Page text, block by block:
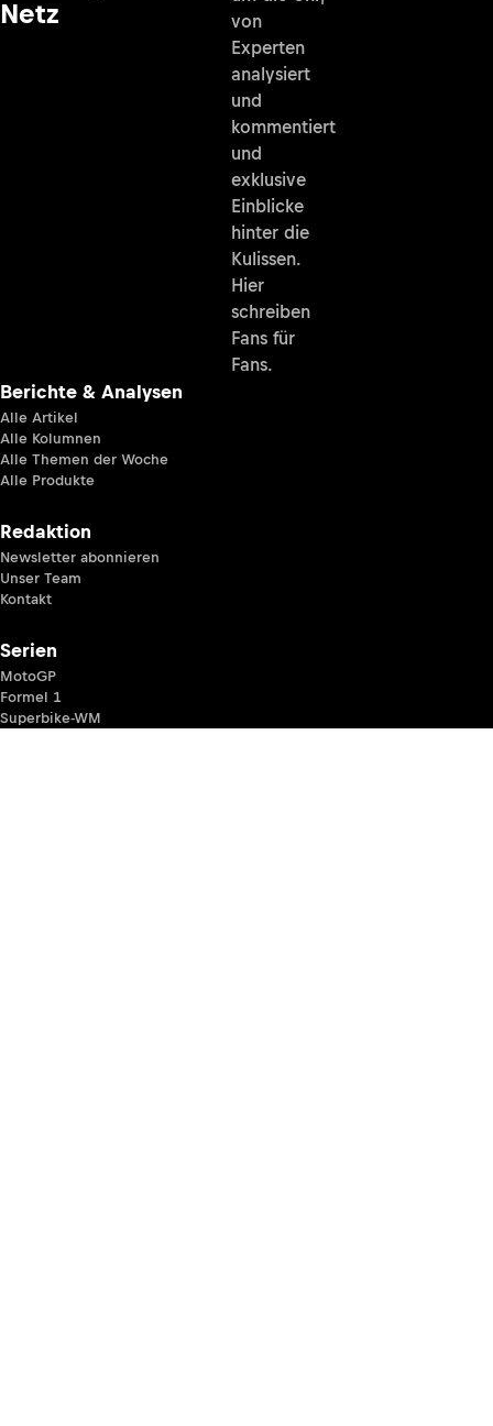
Netz
von
Experten
analysiert
und
kommentiert
und
exklusive
Einblicke
hinter die
Kulissen.
Hier
schreiben
Fans für
Fans.
Berichte & Analysen
Alle Artikel
Alle Kolumnen
Alle Themen der Woche
Alle Produkte
Redaktion
Newsletter abonnieren
Unser Team
Kontakt
Serien
MotoGP
Formel 1
Superbike-WM